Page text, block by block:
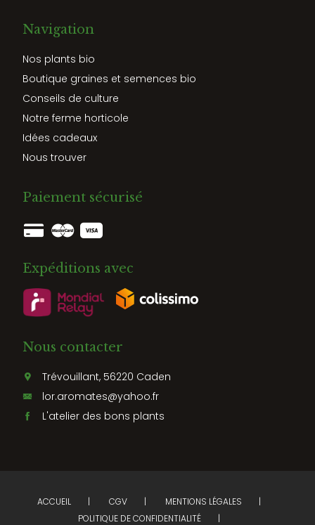
Navigation
Nos plants bio
Boutique graines et semences bio
Conseils de culture
Notre ferme horticole
Idées cadeaux
Nous trouver
Paiement sécurisé
Expéditions avec
Nous contacter
Trévouillant, 56220 Caden
lor.aromates@yahoo.fr
L'atelier des bons plants
ACCUEIL CGV
MENTIONS LÉGALES
POLITIQUE DE CONFIDENTIALITÉ